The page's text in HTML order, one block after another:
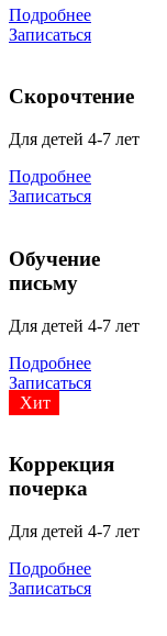
Подробнее
Записаться
Скорочтение
Для детей 4-7 лет
Подробнее
Записаться
Обучение
письму
Для детей 4-7 лет
Подробнее
Записаться
Хит
Коррекция
почерка
Для детей 4-7 лет
Подробнее
Записаться